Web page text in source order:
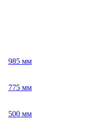
985 мм
775 мм
500 мм